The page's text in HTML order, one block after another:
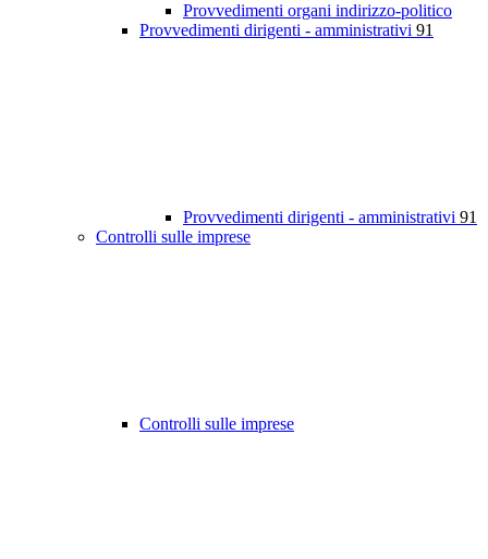
Provvedimenti organi indirizzo-politico
Provvedimenti dirigenti - amministrativi 91
Provvedimenti dirigenti - amministrativi 91
Controlli sulle imprese
Controlli sulle imprese